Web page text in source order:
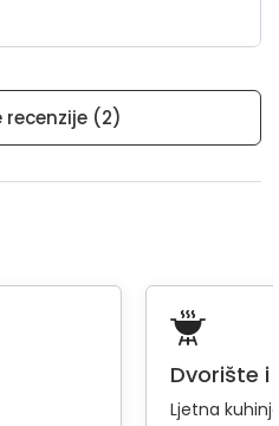
recenzije (2)
Dvorište i
Ljetna